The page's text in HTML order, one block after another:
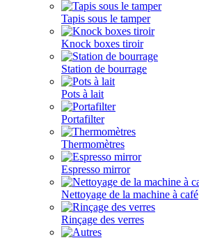
Tapis sous le tamper
Knock boxes tiroir
Station de bourrage
Pots à lait
Portafilter
Thermomètres
Espresso mirror
Nettoyage de la machine à café
Rinçage des verres